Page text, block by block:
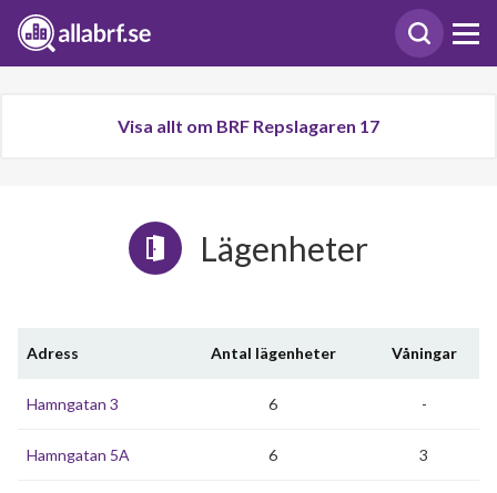
Visa allt om BRF Repslagaren 17
Lägenheter
Adress Antal lägenheter Våningar
Hamngatan 3 6 -
Hamngatan 5A 6 3